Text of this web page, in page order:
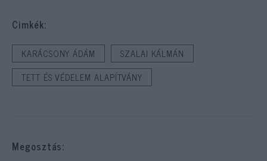
Cimkék:
KARÁCSONY ÁDÁM
SZALAI KÁLMÁN
TETT ÉS VÉDELEM ALAPÍTVÁNY
Megosztás: